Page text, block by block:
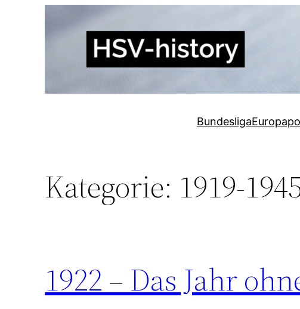
Bundesliga
Kategorie: 1919-
1922 – Das Jahr